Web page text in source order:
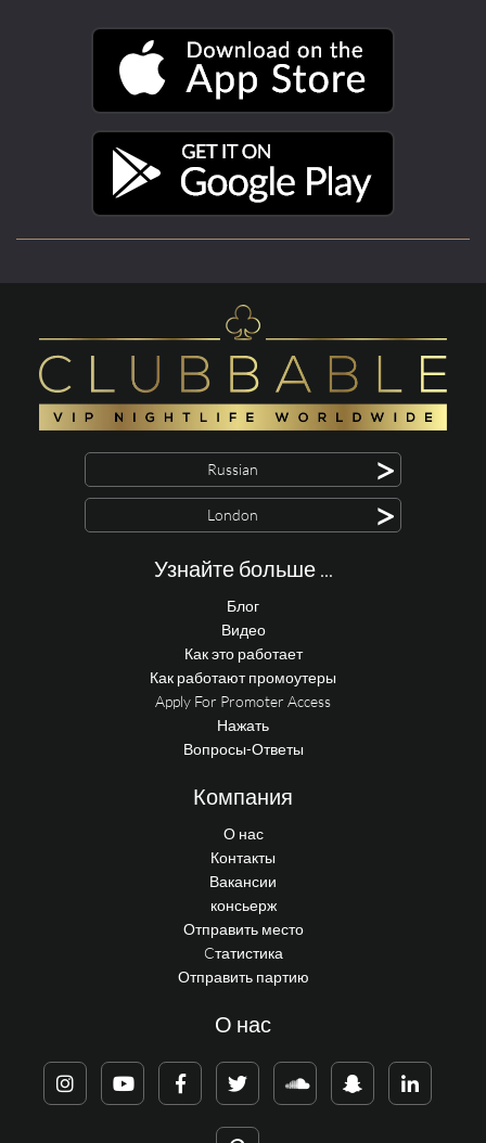
Russian >
London >
Узнайте больше ...
Блог
Видео
Как это работает
Как работают промоутеры
Apply For Promoter Access
Нажать
Вопросы-Ответы
Компания
О нас
Контакты
Вакансии
консьерж
Отправить место
Cтатистика
Отправить партию
О нас